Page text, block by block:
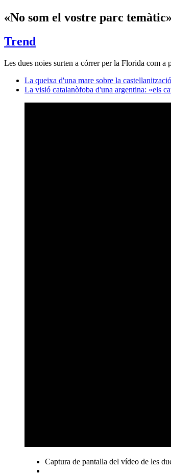
«No som el vostre parc
Trend
Les dues noies surten a córrer per la Florida com
La queixa d'una mare sobre la
La visió catalanòfoba d'una argentina: «els
Captura de pantalla del vídeo de les